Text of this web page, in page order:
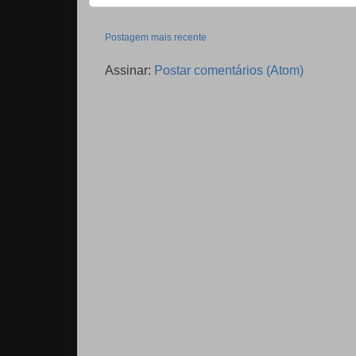
Postagem mais recente
Assinar: Postar comentários (Atom)